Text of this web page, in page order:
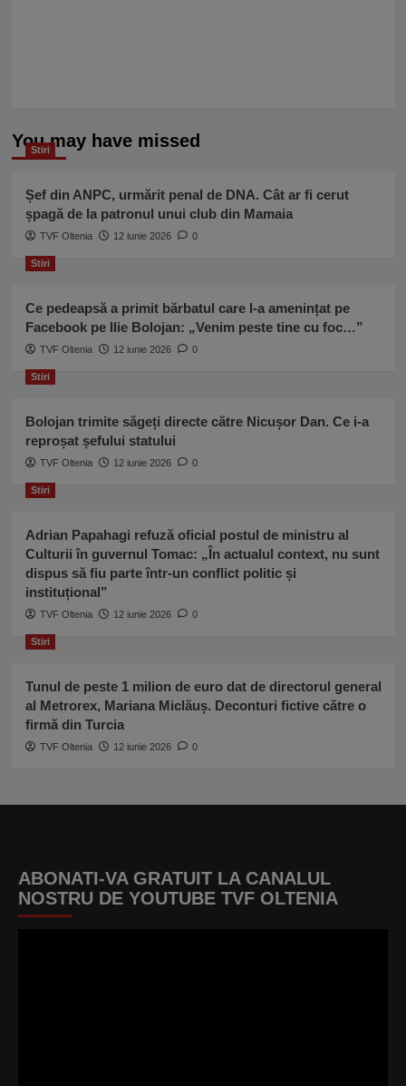
You may have missed
Stiri
Șef din ANPC, urmărit penal de DNA. Cât ar fi cerut
șpagă de la patronul unui club din Mamaia
TVF Oltenia 12 iunie 2026 0
Stiri
Ce pedeapsă a primit bărbatul care l-a amenințat pe
Facebook pe Ilie Bolojan: „Venim peste tine cu foc…”
TVF Oltenia 12 iunie 2026 0
Stiri
Bolojan trimite săgeți directe către Nicușor Dan. Ce i-a
reproșat șefului statului
TVF Oltenia 12 iunie 2026 0
Stiri
Adrian Papahagi refuză oficial postul de ministru al
Culturii în guvernul Tomac: „În actualul context, nu sunt
dispus să fiu parte într-un conflict politic și
instituțional”
TVF Oltenia 12 iunie 2026 0
Stiri
Tunul de peste 1 milion de euro dat de directorul general
al Metrorex, Mariana Miclăuș. Deconturi fictive către o
firmă din Turcia
TVF Oltenia 12 iunie 2026 0
ABONATI-VA GRATUIT LA CANALUL
NOSTRU DE YOUTUBE TVF OLTENIA